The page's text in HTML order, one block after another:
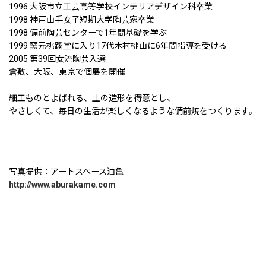
1996 大阪市立工芸高等学校インテリアデザイン科卒業
1998 神戸山手女子短期大学陶芸家卒業
1998 備前陶芸センターで1年間基礎を学ぶ
1999 窯元桃蹊堂に入り17代木村桃山に6年間指導を受ける
2005 第39回女流陶芸入選
倉敷、大阪、東京で個展を開催
細工ものとよばれる、土の造形を得意とし、
やさしくて、毎日の生活が楽しくなるような備前焼をつくります。
写真提供：アートスペース油亀
http://www.aburakame.com